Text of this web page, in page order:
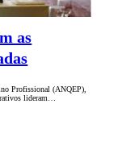
as
Profissional (ANQEP),
lideram…